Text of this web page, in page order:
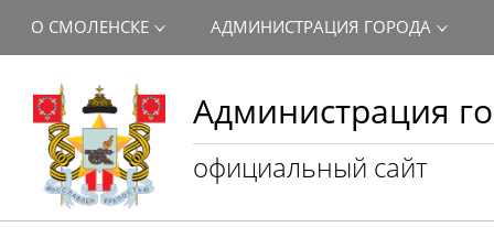
Администрация
официальный сайт
О СМОЛЕНСКЕ АДМИНИСТРАЦИЯ ГОРОДА